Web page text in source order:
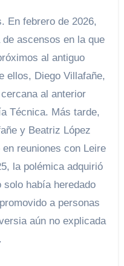
En febrero de 2026,
ascensos en la que
al antiguo
ellos, Diego Villafañe,
al anterior
Técnica. Más tarde,
y Beatriz López
reuniones con Leire
la polémica adquirió
había heredado
a personas
aún no explicada